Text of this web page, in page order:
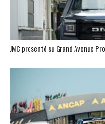
JMC presentó su Grand Avenue Pro